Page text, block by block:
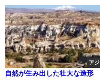
ア
自然が生み出した壮大な造形